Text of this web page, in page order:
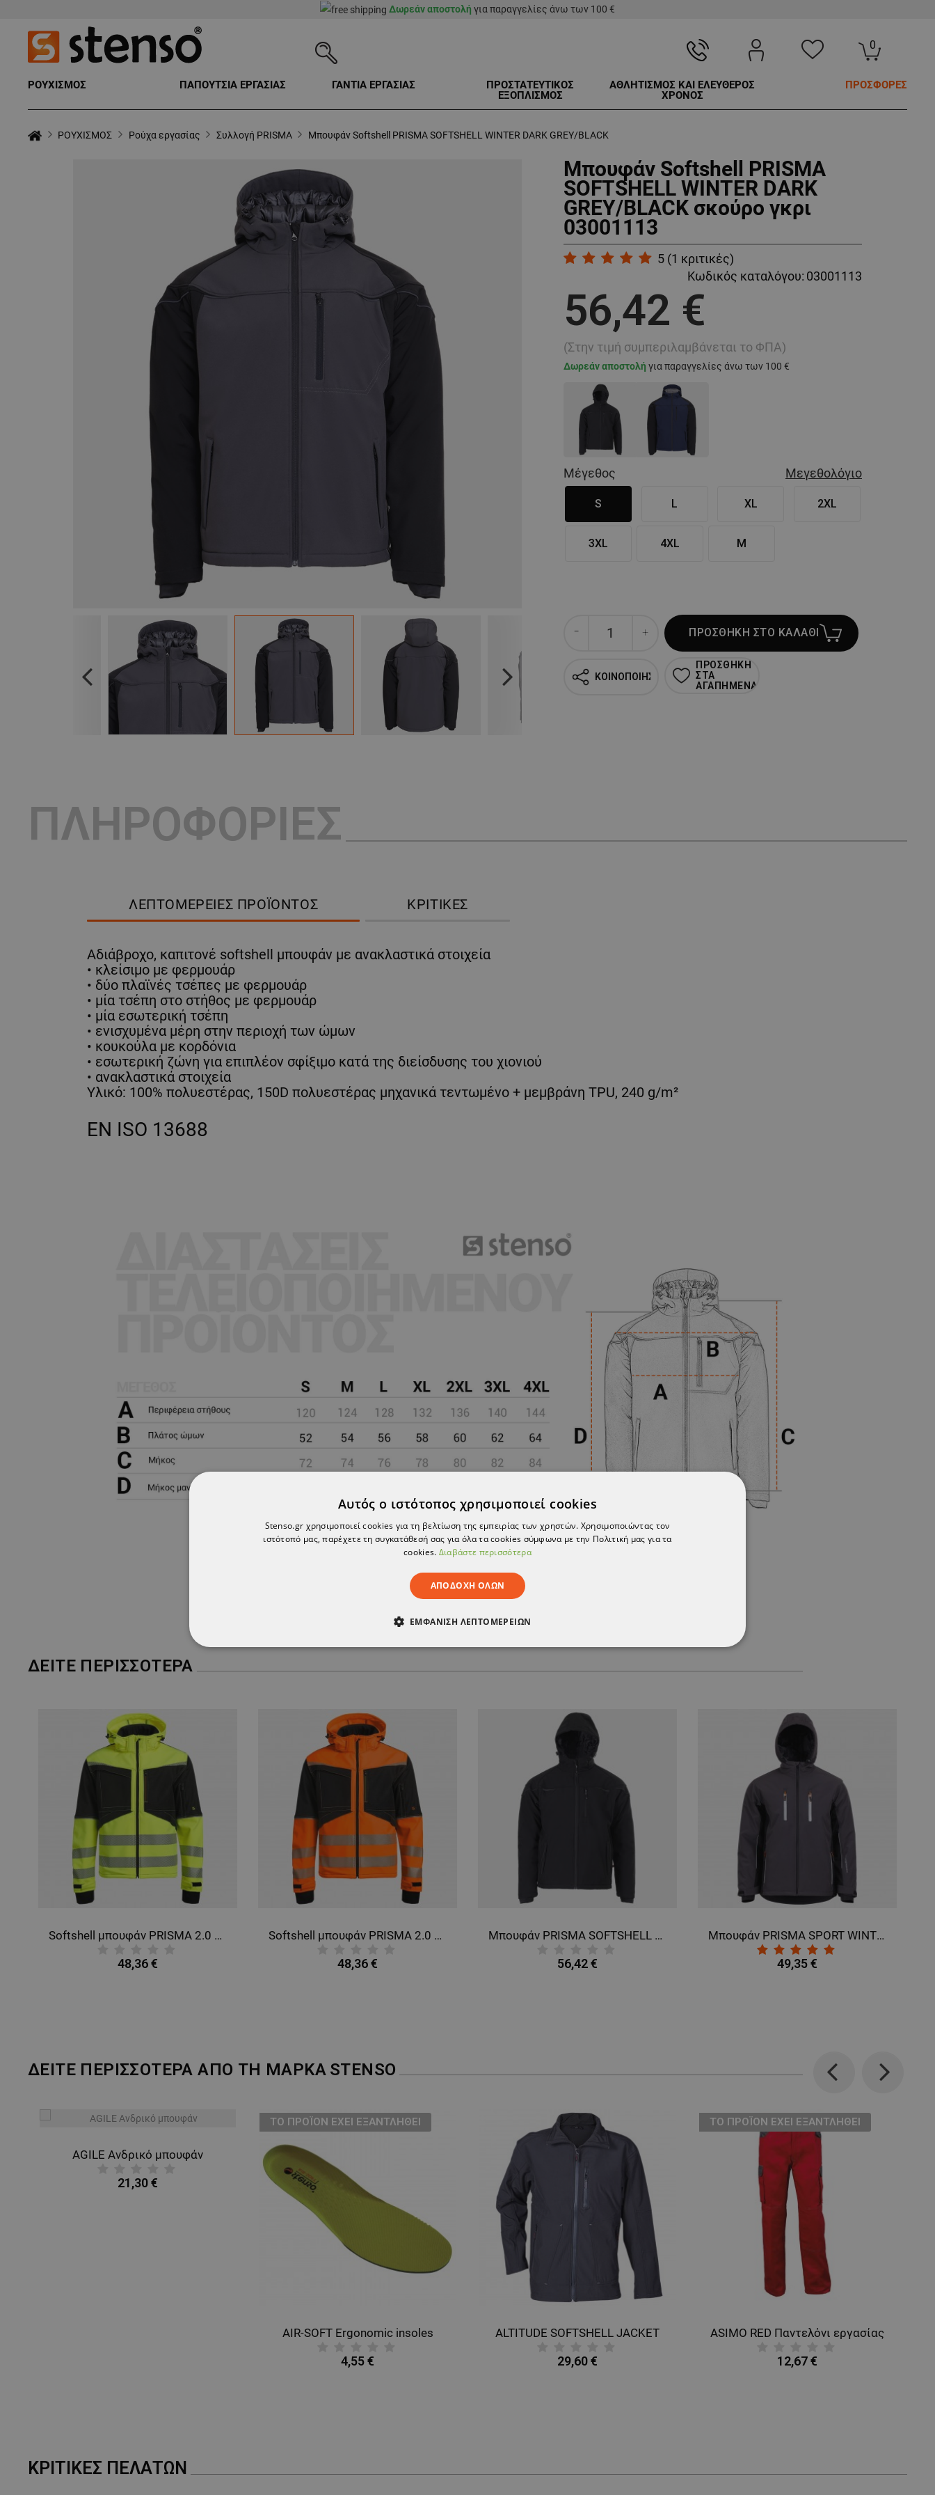
Δωρεάν αποστολή για παραγγελίες άνω των 100 €
0
ΡΟΥΧΙΣΜΟΣ ΠΑΠΟΥΤΣΙΑ ΕΡΓΑΣΙΑΣ ΓΑΝΤΙΑ ΕΡΓΑΣΙΑΣ
ΠΡΟΣΤΑΤΕΥΤΙΚΟΣ
ΕΞΟΠΛΙΣΜΟΣ
ΑΘΛΗΤΙΣΜΟΣ ΚΑΙ ΕΛΕΥΘΕΡΟΣ
ΧΡΟΝΟΣ
ΠΡΟΣΦΟΡΕΣ
ΡΟΥΧΙΣΜΟΣ Ρούχα εργασίας Συλλογή PRISMA Μπουφάν Softshell PRISMA SOFTSHELL WINTER DARK GREY/BLACK
Previous Next
Μπουφάν Softshell PRISMA
SOFTSHELL WINTER DARK
GREY/BLACK σκούρο γκρι
03001113
5 (1 κριτικές)
Κωδικός καταλόγου: 03001113
56,42 €
(Στην τιμή συμπεριλαμβάνεται το ΦΠΑ)
Δωρεάν αποστολή για παραγγελίες άνω των 100 €
Μέγεθος Μεγεθολόγιο
S L XL 2XL
3XL 4XL M
ΠΡΟΣΘΗΚΗ ΣΤΟ ΚΑΛΑΘΙ
ΚΟΙΝΟΠΟΙΗΣΗ
ΠΡΟΣΘΗΚΗ
ΣΤΑ
ΑΓΑΠΗΜΕΝΑ
ΠΛΗΡΟΦΟΡΙΕΣ
ΛΕΠΤΟΜΈΡΕΙΕΣ ΠΡΟΪΌΝΤΟΣ ΚΡΙΤΙΚΈΣ
Αδιάβροχο, καπιτονέ softshell μπουφάν με ανακλαστικά στοιχεία
• κλείσιμο με φερμουάρ
• δύο πλαϊνές τσέπες με φερμουάρ
• μία τσέπη στο στήθος με φερμουάρ
• μία εσωτερική τσέπη
• ενισχυμένα μέρη στην περιοχή των ώμων
• κουκούλα με κορδόνια
• εσωτερική ζώνη για επιπλέον σφίξιμο κατά της διείσδυσης του χιονιού
• ανακλαστικά στοιχεία
Υλικό: 100% πολυεστέρας, 150D πολυεστέρας μηχανικά τεντωμένο + μεμβράνη TPU, 240 g/m²
EN ISO 13688
ΔΕΊΤΕ ΠΕΡΙΣΣΌΤΕΡΑ
Softshell μπουφάν PRISMA 2.0 HV YELLOW/BLACK
48,36 €
Softshell μπουφάν PRISMA 2.0 HV ORANGE/BLACK
48,36 €
Μπουφάν PRISMA SOFTSHELL WINTER BLACK
56,42 €
Μπουφάν PRISMA SPORT WINTER Softshell
49,35 €
ΔΕΙΤΕ ΠΕΡΙΣΣΟΤΕΡΑ ΑΠΟ ΤΗ ΜΑΡΚΑ STENSO
Previous
AGILE Ανδρικό μπουφάν
21,30 €
ТΟ ΠΡΟΪΌΝ ΈΧΕΙ ΕΞΑΝΤΛΗΘΕΊ
AIR-SOFT Ergonomic insoles
4,55 €
ALTITUDE SOFTSHELL JACKET
29,60 €
ТΟ ΠΡΟΪΌΝ ΈΧΕΙ ΕΞΑΝΤΛΗΘΕΊ
ASIMO RED Παντελόνι εργασίας
12,67 €
Next
ΚΡΙΤΙΚΈΣ ΠΕΛΑΤΏΝ
Αυτός ο ιστότοπος χρησιμοποιεί cookies
Stenso.gr χρησιμοποιεί cookies για τη βελτίωση της εμπειρίας των χρηστών. Χρησιμοποιώντας τον
ιστότοπό μας, παρέχετε τη συγκατάθεσή σας για όλα τα cookies σύμφωνα με την Πολιτική μας για τα
cookies. Διαβάστε περισσότερα
ΑΠΟΔΟΧΉ ΌΛΩΝ
ΕΜΦΆΝΙΣΗ ΛΕΠΤΟΜΕΡΕΙΏΝ